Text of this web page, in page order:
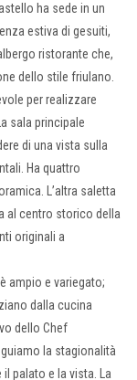
ha sede in un
estiva di gesuiti,
ristorante che,
dello stile friulano.
per realizzare
sala principale
di una vista sulla
Ha quattro
L’altra saletta
al centro storico della
originali a
ampio e variegato;
dalla cucina
dello Chef
la stagionalità
palato e la vista. La